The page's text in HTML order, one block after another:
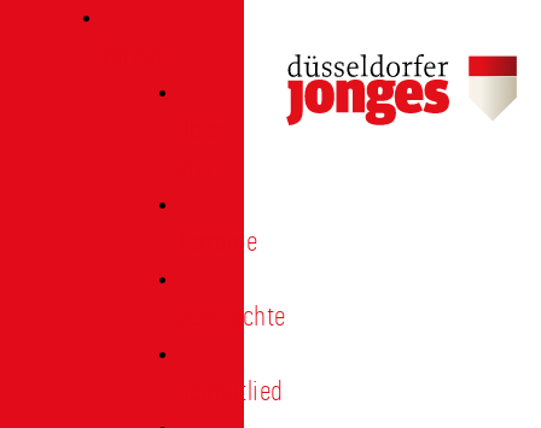
Termine
Geschichte
Heimatlied